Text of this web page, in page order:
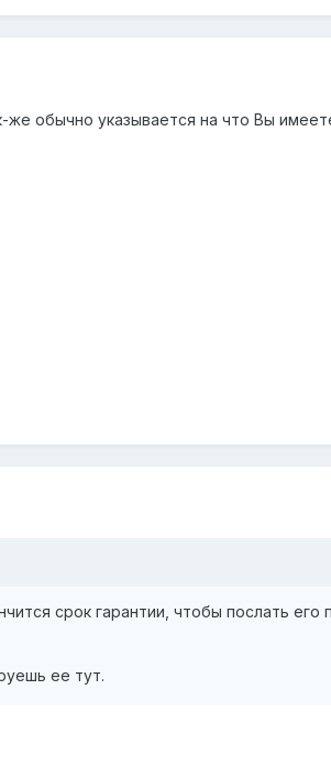
обычно указывается на что Вы
срок гарантии, чтобы послать его
ее тут.